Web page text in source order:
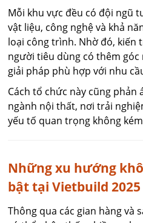
Mỗi khu vực đều có đội ngũ
vật liệu, công nghệ và khả
loại công trình. Nhờ đó, kiến
người tiêu dùng có thêm
giải pháp phù hợp với nhu
Cách tổ chức này cũng phản
ngành nội thất, nơi trải
yếu tố quan trọng không
Những xu hướng
bật tại Vietbuild 2025
Thông qua các gian hàng và